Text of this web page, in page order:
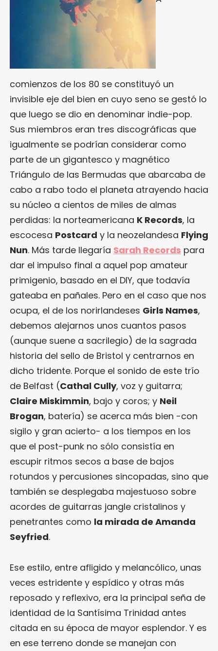
comienzos de los 80 se constituyó un
invisible eje del bien en cuyo seno se gestó lo
que luego se dio en denominar indie-pop.
Sus miembros eran tres discográficas que
igualmente se podrían considerar como
parte de un gigantesco y magnético
Triángulo de las Bermudas que abarcaba de
cabo a rabo todo el planeta atrayendo hacia
su núcleo a cientos de miles de almas
perdidas: la norteamericana K Records, la
escocesa Postcard y la neozelandesa Flying
Nun. Más tarde llegaría Sarah Records para
dar el impulso final a aquel pop amateur
primigenio, basado en el DIY, que todavía
gateaba en pañales. Pero en el caso que nos
ocupa, el de los norirlandeses Girls Names,
debemos alejarnos unos cuantos pasos
(aunque suene a sacrilegio) de la sagrada
historia del sello de Bristol y centrarnos en
dicho tridente. Porque el sonido de este trío
de Belfast (Cathal Cully, voz y guitarra;
Claire Miskimmin, bajo y coros; y Neil
Brogan, batería) se acerca más bien -con
sigilo y gran acierto- a los tiempos en los
que el post-punk no sólo consistía en
escupir ritmos secos a base de bajos
rotundos y percusiones sincopadas, sino que
también se desplegaba majestuoso sobre
acordes de guitarras jangle cristalinos y
penetrantes como la mirada de Amanda
Seyfried.
Ese estilo, entre afligido y melancólico, unas
veces estridente y espídico y otras más
reposado y reflexivo, era la principal seña de
identidad de la Santísima Trinidad antes
citada en su época de mayor esplendor. Y es
en ese terreno donde se manejan con